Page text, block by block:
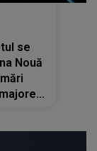
se
Nouă